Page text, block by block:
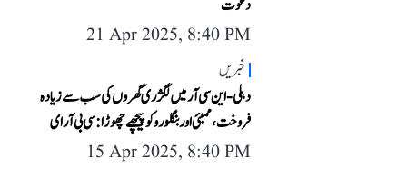
دعوت
21 Apr 2025, 8:40 PM
خبریں
دہلی-این سی آر میں لگژری گھروں کی سب سے زیادہ
فروخت، ممبئی اور بنگلورو کو پیچھے چھوڑا: سی بی آر ای
15 Apr 2025, 8:40 PM